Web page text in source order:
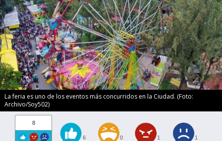
La feria es uno de los eventos más concurridos en la Ciudad. (Foto:
Archivo/Soy502)
8
6 0 1 1